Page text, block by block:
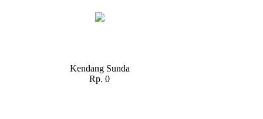
Kendang Sunda
Rp. 0